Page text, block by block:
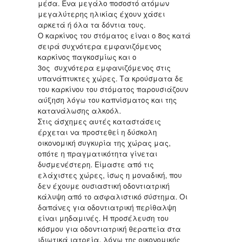
μέσα. Ένα μεγάλο ποσοστό ατόμων
μεγαλύτερης ηλικίας έχουν χάσει
αρκετά ή όλα τα δόντια τους.
Ο καρκίνος του στόματος είναι ο 8ος κατά
σειρά συχνότερα εμφανιζόμενος
καρκίνος παγκοσμίως και ο
3ος συχνότερα εμφανιζόμενος στις
υπανάπτυκτες χώρες. Τα κρούσματα δε
του καρκίνου του στόματος παρουσιάζουν
αύξηση λόγω του καπνίσματος και της
κατανάλωσης αλκοόλ.
Στις άσχημες αυτές καταστάσεις
έρχεται να προστεθεί η δύσκολη
οικονομική συγκυρία της χώρας μας,
οπότε η πραγματικότητα γίνεται
δυσμενέστερη. Είμαστε από τις
ελάχιστες χώρες, ίσως η μοναδική, που
δεν έχουμε ουσιαστική οδοντιατρική
κάλυψη από το ασφαλιστικό σύστημα. Οι
δαπάνες για οδοντιατρική περίθαλψη
είναι μηδαμινές. Η προσέλευση του
κόσμου για οδοντιατρική θεραπεία στα
ιδιωτικά ιατρεία, λόγω της οικονομικής